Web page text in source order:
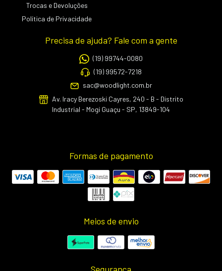
Trocas e Devoluções
Política de Privacidade
Precisa de ajuda? Fale com a gente
(19) 99744-0080
(19) 99572-7218
sac@woodlight.com.br
Av. Iracy Berezoski Cayres, 240 - B - Distrito
Industrial - Mogi Guaçu - SP, 13849-104
Formas de pagamento
Meios de envio